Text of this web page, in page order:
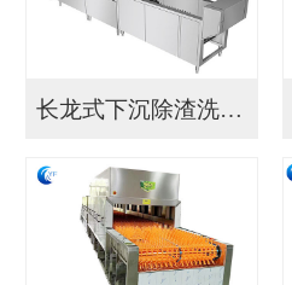
长龙式下沉除渣洗碗机...